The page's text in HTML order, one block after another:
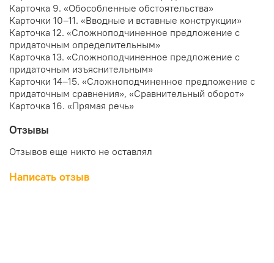
Карточка 9. «Обособленные обстоятельства»
Карточки 10–11. «Вводные и вставные конструкции»
Карточка 12. «Сложноподчиненное предложение с
придаточным определительным»
Карточка 13. «Сложноподчиненное предложение с
придаточным изъяснительным»
Карточки 14–15. «Сложноподчиненное предложение с
придаточным сравнения», «Сравнительный оборот»
Карточка 16. «Прямая речь»
Отзывы
Отзывов еще никто не оставлял
Написать отзыв